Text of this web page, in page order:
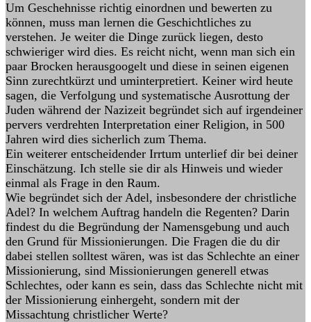
Um Geschehnisse richtig einordnen und bewerten zu
können, muss man lernen die Geschichtliches zu
verstehen. Je weiter die Dinge zurück liegen, desto
schwieriger wird dies. Es reicht nicht, wenn man sich ein
paar Brocken herausgoogelt und diese in seinen eigenen
Sinn zurechtkürzt und uminterpretiert. Keiner wird heute
sagen, die Verfolgung und systematische Ausrottung der
Juden während der Nazizeit begründet sich auf irgendeiner
pervers verdrehten Interpretation einer Religion, in 500
Jahren wird dies sicherlich zum Thema.
Ein weiterer entscheidender Irrtum unterlief dir bei deiner
Einschätzung. Ich stelle sie dir als Hinweis und wieder
einmal als Frage in den Raum.
Wie begründet sich der Adel, insbesondere der christliche
Adel? In welchem Auftrag handeln die Regenten? Darin
findest du die Begründung der Namensgebung und auch
den Grund für Missionierungen. Die Fragen die du dir
dabei stellen solltest wären, was ist das Schlechte an einer
Missionierung, sind Missionierungen generell etwas
Schlechtes, oder kann es sein, dass das Schlechte nicht mit
der Missionierung einhergeht, sondern mit der
Missachtung christlicher Werte?